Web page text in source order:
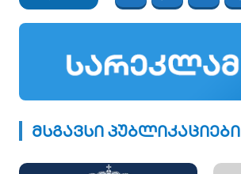
მსგავსი პუბლიკაციები